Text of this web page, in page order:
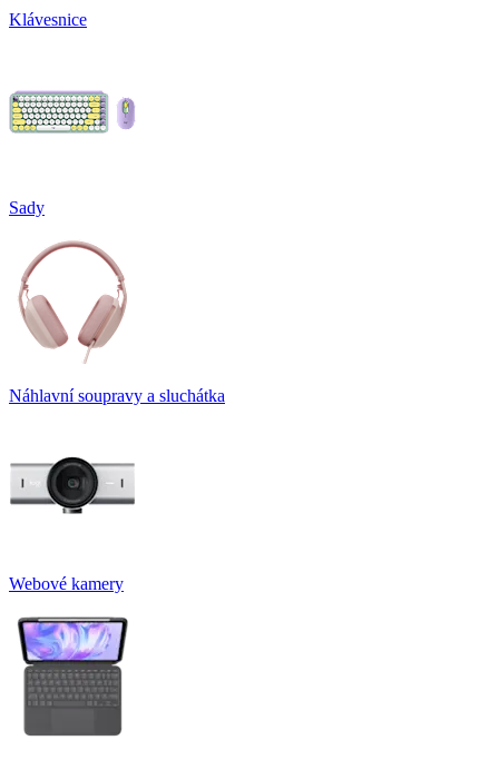
Klávesnice
Sady
Náhlavní soupravy a sluchátka
Webové kamery